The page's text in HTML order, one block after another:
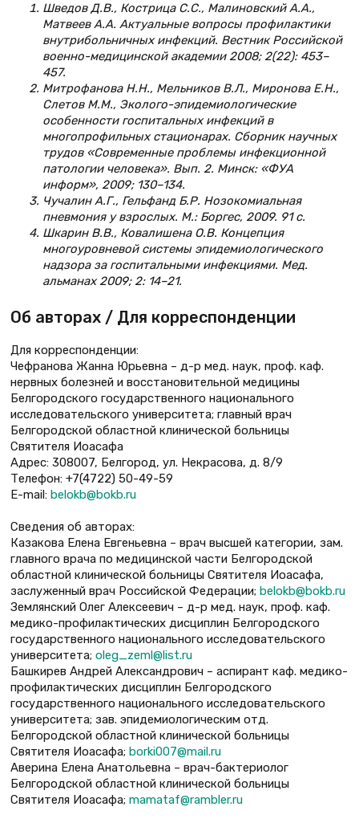
Шведов Д.В., Кострица С.С., Малиновский А.А.,
Матвеев А.А. Актуальные вопросы профилактики
внутрибольничных инфекций. Вестник Российской
военно-медицинской академии 2008; 2(22): 453–
457.
Митрофанова Н.Н., Мельников В.Л., Миронова Е.Н.,
Слетов М.М., Эколого-эпидемиологические
особенности госпитальных инфекций в
многопрофильных стационарах. Сборник научных
трудов «Современные проблемы инфекционной
патологии человека». Вып. 2. Минск: «ФУА
информ», 2009; 130–134.
Чучалин А.Г., Гельфанд Б.Р. Нозокомиальная
пневмония у взрослых. М.: Боргес, 2009. 91 с.
Шкарин В.В., Ковалишена О.В. Концепция
многоуровневой системы эпидемиологического
надзора за госпитальными инфекциями. Мед.
альманах 2009; 2: 14–21.
Об авторах / Для корреспонденции
Для корреспонденции:
Чефранова Жанна Юрьевна – д-р мед. наук, проф. каф.
нервных болезней и восстановительной медицины
Белгородского государственного национального
исследовательского университета; главный врач
Белгородской областной клинической больницы
Святителя Иоасафа
Адрес: 308007, Белгород, ул. Некрасова, д. 8/9
Телефон: +7(4722) 50-49-59
Е-mail: belokb@bokb.ru
Сведения об авторах:
Казакова Елена Евгеньевна – врач высшей категории, зам.
главного врача по медицинской части Белгородской
областной клинической больницы Святителя Иоасафа,
заслуженный врач Российской Федерации; belokb@bokb.ru
Землянский Олег Алексеевич – д-р мед. наук, проф. каф.
медико-профилактических дисциплин Белгородского
государственного национального исследовательского
университета; oleg_zeml@list.ru
Башкирев Андрей Александрович – аспирант каф. медико-
профилактических дисциплин Белгородского
государственного национального исследовательского
университета; зав. эпидемиологическим отд.
Белгородской областной клинической больницы
Святителя Иоасафа; borki007@mail.ru
Аверина Елена Анатольевна – врач-бактериолог
Белгородской областной клинической больницы
Святителя Иоасафа; mamataf@rambler.ru